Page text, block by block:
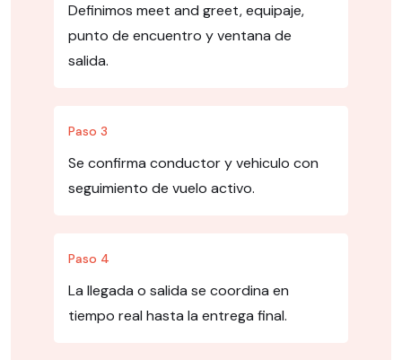
Definimos meet and greet, equipaje,
punto de encuentro y ventana de
salida.
Paso 3
Se confirma conductor y vehiculo con
seguimiento de vuelo activo.
Paso 4
La llegada o salida se coordina en
tiempo real hasta la entrega final.